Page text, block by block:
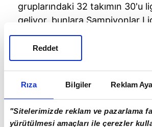
Rıza Bilgiler Reklam
"Sitelerimizde reklam ve pazarlama
yürütülmesi amaçları ile çerezler
Reddet
gruplarındaki 32 takımın 30'u
geliyor, bunlara Şampiyonlar
Avrupa Ligi şampiyonları